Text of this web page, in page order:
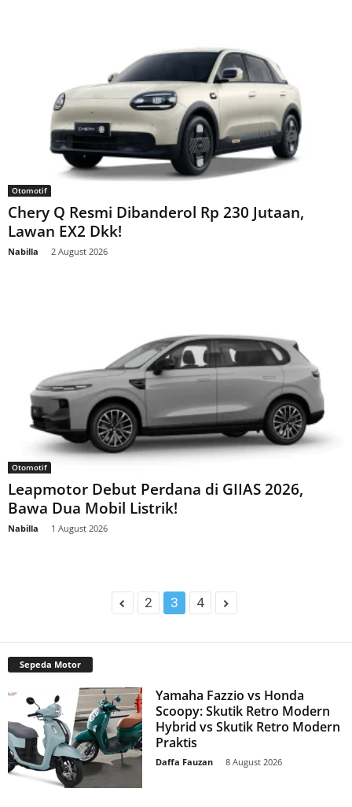
Otomotif
Chery Q Resmi Dibanderol Rp 230 Jutaan,
Lawan EX2 Dkk!
Nabilla 2 August 2026
Otomotif
Leapmotor Debut Perdana di GIIAS 2026,
Bawa Dua Mobil Listrik!
Nabilla 1 August 2026
2 3 4
Sepeda Motor
Yamaha Fazzio vs Honda
Scoopy: Skutik Retro Modern
Hybrid vs Skutik Retro Modern
Praktis
Daffa Fauzan 8 August 2026